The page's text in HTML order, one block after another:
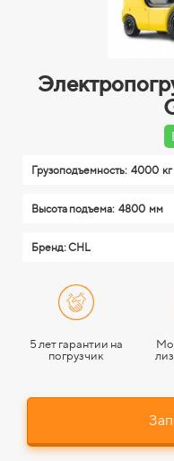
Грузоподъемность: 4000 кг
Высота подъема: 4800 мм
Бренд: CHL
5 лет гарантии на
погрузчик